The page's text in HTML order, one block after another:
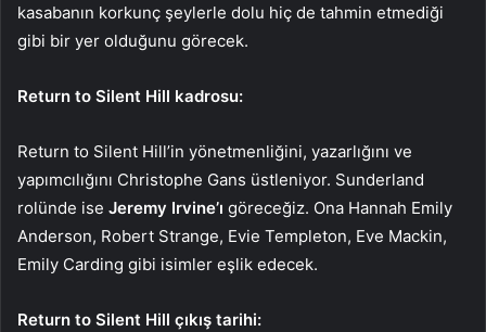
kasabanın korkunç şeylerle dolu hiç de tahmin etmediği
gibi bir yer olduğunu görecek.
Return to Silent Hill kadrosu:
Return to Silent Hill’in yönetmenliğini, yazarlığını ve
yapımcılığını Christophe Gans üstleniyor. Sunderland
rolünde ise Jeremy Irvine’ı göreceğiz. Ona Hannah Emily
Anderson, Robert Strange, Evie Templeton, Eve Mackin,
Emily Carding gibi isimler eşlik edecek.
Return to Silent Hill çıkış tarihi: